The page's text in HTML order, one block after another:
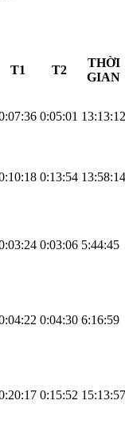
T1 T2
THỜI
GIAN
0:05:01 13:13:12
0:13:54 13:58:14
0:03:06 5:44:45
0:04:30 6:16:59
0:15:52 15:13:57